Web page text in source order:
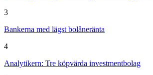
3
Bankerna med lägst bolåneränta
4
Analytikern: Tre köpvärda investmentbolag